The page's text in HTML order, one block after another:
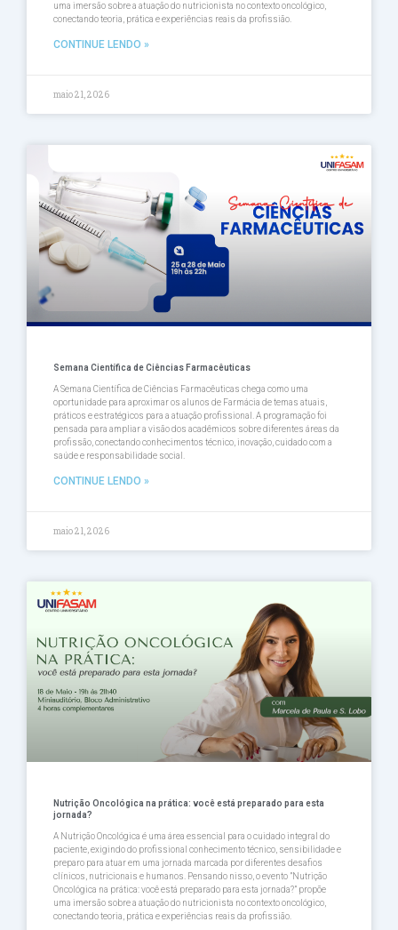
uma imersão sobre a atuação do nutricionista no contexto oncológico,
conectando teoria, prática e experiências reais da profissião.
CONTINUE LENDO »
maio 21, 2026
Semana Científica de Ciências Farmacêuticas
A Semana Científica de Ciências Farmacêuticas chega como uma
oportunidade para aproximar os alunos de Farmácia de temas atuais,
práticos e estratégicos para a atuação profissional. A programação foi
pensada para ampliar a visão dos acadêmicos sobre diferentes áreas da
profissão, conectando conhecimentos técnico, inovação, cuidado com a
saúde e responsabilidade social.
CONTINUE LENDO »
maio 21, 2026
Nutrição Oncológica na prática: você está preparado para esta
jornada?
A Nutrição Oncológica é uma área essencial para o cuidado integral do
paciente, exigindo do profissional conhecimento técnico, sensibilidade e
preparo para atuar em uma jornada marcada por diferentes desafios
clínicos, nutricionais e humanos. Pensando nisso, o evento ”Nutrição
Oncológica na prática: você está preparado para esta jornada?” propõe
uma imersão sobre a atuação do nutricionista no contexto oncológico,
conectando teoria, prática e experiências reais da profissião.